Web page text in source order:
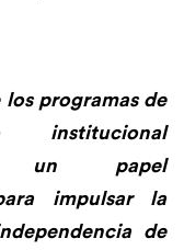
los programas de
institucional
un papel
impulsar la
de